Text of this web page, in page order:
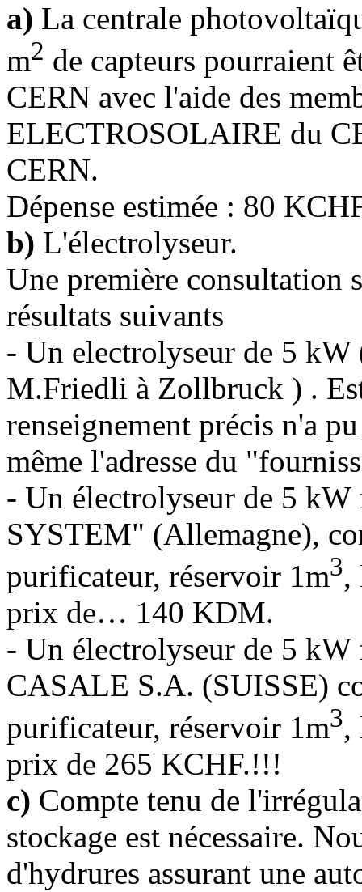
a) La centrale
m2 de capteurs pourraient
CERN avec l'aide des
ELECTROSOLAIRE du
CERN.
Dépense estimée : 80
b) L'électrolyseur.
Une première consultation
résultats suivants
- Un electrolyseur de 5
M.Friedli à Zollbruck ) .
renseignement précis n'a
même l'adresse du
- Un électrolyseur de 5
SYSTEM" (Allemagne),
purificateur, réservoir 1m3,
prix de… 140 KDM.
- Un électrolyseur de 5
CASALE S.A. (SUISSE)
purificateur, réservoir 1m3,
prix de 265 KCHF.!!!
c) Compte tenu de
stockage est nécessaire.
d'hydrures assurant une